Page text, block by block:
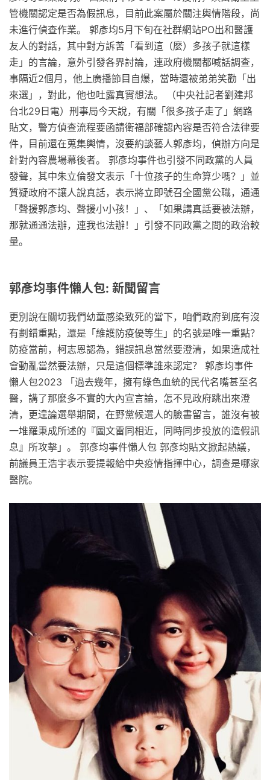
管機關認定是否為假訊息，目前此案屬於關注輿情階段，尚
未進行偵查作業。 郭彥均5月下旬在社群網站PO出和醫護
友人的對話，其中對方訴苦「看到這（麼）多孩子就這樣
走」的言論，意外引發各界討論，連政府機關都喊話調查，
事隔近2個月，他上廣播節目自爆，當時還被弟弟笑勸「出
來選」，對此，他也吐露真實想法。 （中央社記者劉建邦
台北29日電）刑事局今天說，有關「很多孩子走了」網路
貼文，警方偵查流程要函請衛福部確認內容是否符合法律要
件，目前還在蒐集輿情，沒要約談藝人郭彥均，偵辦方向是
針對內容農場幕後者。 郭彥均事件也引發不同政黨的人員
發聲，其中朱立倫發文表示「十位孩子的生命算少嗎？」並
質疑政府不讓人說真話，表示將立即號召全國黨公職，通通
「聲援郭彥均、聲援小小孩！」、「如果講真話要被法辦，
那就通通法辦，連我也法辦！」引發不同政黨之間的政治較
量。
郭彥均事件懶人包: 新聞留言
更別說在關切我們幼童感染致死的當下，咱們政府到底有沒
有劃錯重點，還是「維護防疫優等生」的名號是唯一重點？
防疫當前，柯志恩認為，錯誤訊息當然要澄清，如果造成社
會動亂當然要法辦，只是這個標準誰來認定？ 郭彥均事件
懶人包2023 「過去幾年，擁有綠色血統的民代名嘴甚至名
醫，講了那麼多不實的大內宣言論，怎不見政府跳出來澄
清，更遑論選舉期間，在野黨候選人的臉書留言，誰沒有被
一堆羅秉成所述的『圖文雷同相近，同時同步投放的造假訊
息』所攻擊」。 郭彥均事件懶人包 郭彥均貼文掀起熱議，
前議員王浩宇表示要提報給中央疫情指揮中心，調查是哪家
醫院。